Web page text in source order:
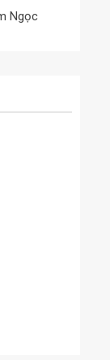
Ngọc